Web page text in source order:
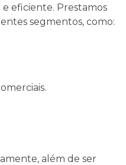
eficiente. Prestamos
segmentos, como:
além de ser